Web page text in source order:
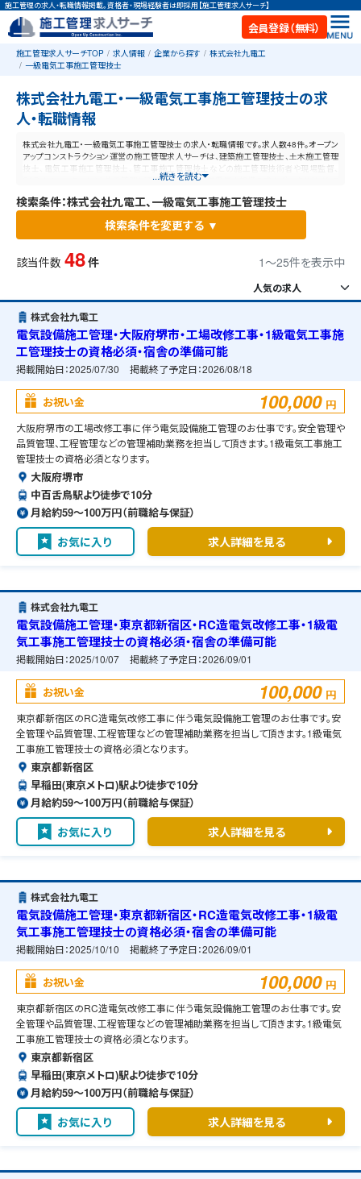
施工管理の求人・転職情報掲載。資格者・現場経験者は即採用【施工管理求人サーチ】
会員登録（無料）
施工管理求人サーチTOP 求人情報 企業から探す
株式会社九電工
一級電気工事施工管理技士
株式会社九電工・一級電気工事施工管理技士の求
人・転職情報
株式会社九電工・一級電気工事施工管理技士の求人・転職情報です。求人数48件。オープン
アップコンストラクション運営の施工管理求人サーチは、建築施工管理技士、土木施工管理
技士、電気工事施工管理技士、管工事施工管理技士などの施工管理技術者や現場監督、
CADオペレーターなど、施工管理と建設業に特化した業界最大規模の求人ポータルサイトで
す。
...続きを読む
検索条件：株式会社九電工、一級電気工事施工管理技士
検索条件を変更する ▼
該当件数 48 件 1〜25件を表示中
株式会社九電工
電気設備施工管理・大阪府堺市・工場改修工事・1級電気工事施
工管理技士の資格必須・宿舎の準備可能
掲載開始日：2025/07/30 掲載終了予定日：2026/08/18
お祝い金 100,000 円
大阪府堺市の工場改修工事に伴う電気設備施工管理のお仕事です。安全管理や
品質管理、工程管理などの管理補助業務を担当して頂きます。1級電気工事施工
管理技士の資格必須となります。
大阪府堺市
中百舌鳥駅より徒歩で10分
月給約59〜100万円（前職給与保証）
お気に入り 求人詳細を見る
株式会社九電工
電気設備施工管理・東京都新宿区・RC造電気改修工事・1級電
気工事施工管理技士の資格必須・宿舎の準備可能
掲載開始日：2025/10/07 掲載終了予定日：2026/09/01
お祝い金 100,000 円
東京都新宿区のRC造電気改修工事に伴う電気設備施工管理のお仕事です。安
全管理や品質管理、工程管理などの管理補助業務を担当して頂きます。1級電気
工事施工管理技士の資格必須となります。
東京都新宿区
早稲田(東京メトロ)駅より徒歩で10分
月給約59〜100万円（前職給与保証）
お気に入り 求人詳細を見る
株式会社九電工
電気設備施工管理・東京都新宿区・RC造電気改修工事・1級電
気工事施工管理技士の資格必須・宿舎の準備可能
掲載開始日：2025/10/10 掲載終了予定日：2026/09/01
お祝い金 100,000 円
東京都新宿区のRC造電気改修工事に伴う電気設備施工管理のお仕事です。安
全管理や品質管理、工程管理などの管理補助業務を担当して頂きます。1級電気
工事施工管理技士の資格必須となります。
東京都新宿区
早稲田(東京メトロ)駅より徒歩で10分
月給約59〜100万円（前職給与保証）
お気に入り 求人詳細を見る